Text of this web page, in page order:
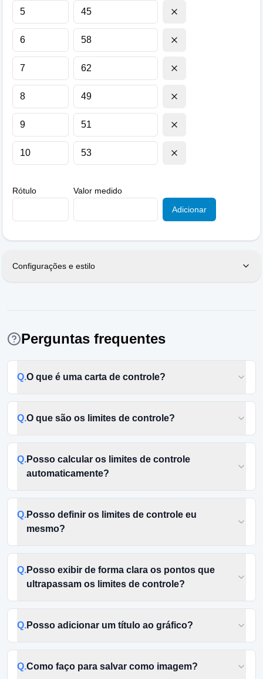
Rótulo
Valor medido
Adicionar
Configurações e estilo
Perguntas frequentes
Q.O que é uma carta de controle?
Q.O que são os limites de controle?
Q.Posso calcular os limites de controle
automaticamente?
Q.Posso definir os limites de controle eu
mesmo?
Q.Posso exibir de forma clara os pontos que
ultrapassam os limites de controle?
Q.Posso adicionar um título ao gráfico?
Q.Como faço para salvar como imagem?